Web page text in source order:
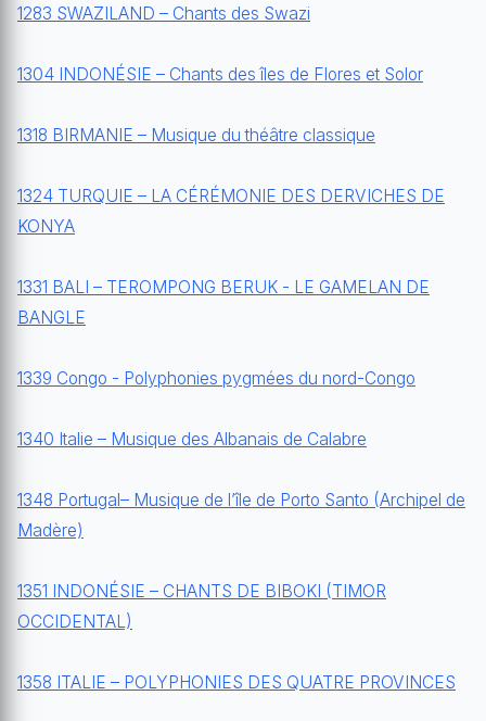
1283 SWAZILAND – Chants des Swazi
1304 INDONÉSIE – Chants des îles de Flores et Solor
1318 BIRMANIE – Musique du théâtre classique
1324 TURQUIE – LA CÉRÉMONIE DES DERVICHES DE
KONYA
1331 BALI – TEROMPONG BERUK - LE GAMELAN DE
BANGLE
1339 Congo - Polyphonies pygmées du nord-Congo
1340 Italie – Musique des Albanais de Calabre
1348 Portugal– Musique de l’île de Porto Santo (Archipel de
Madère)
1351 INDONÉSIE – CHANTS DE BIBOKI (TIMOR
OCCIDENTAL)
1358 ITALIE – POLYPHONIES DES QUATRE PROVINCES